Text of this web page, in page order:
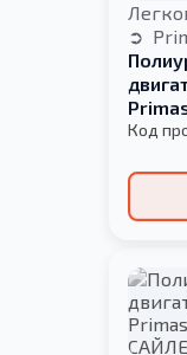
Код